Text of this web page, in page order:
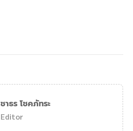
ชาธร โชคภัทระ
Editor